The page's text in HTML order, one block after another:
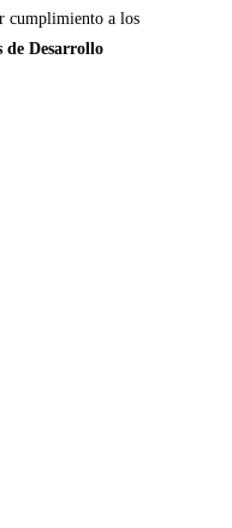
cumplimiento a los
de Desarrollo